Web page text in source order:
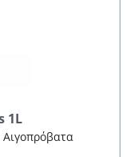
1L